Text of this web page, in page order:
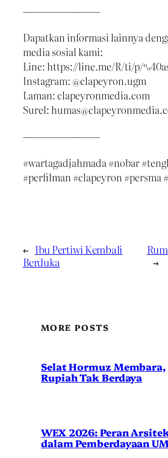
————————
Dapatkan informasi lainnya
media sosial kami:
Line: https://line.me/R/ti/p/
Instagram: @clapeyron.ugm
Laman: clapeyronmedia.com
Surel:
————————
#wartagadjahmada #nobar
#perfilman #clapeyron #persma
← Ibu Pertiwi Kembali
Berduka
→
MORE POSTS
Selat Hormuz Membara,
Rupiah Tak Berdaya
WEX 2026: Peran
dalam Pemberdayaan